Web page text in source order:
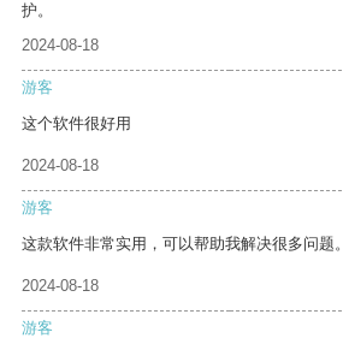
护。
2024-08-18
游客
这个软件很好用
2024-08-18
游客
这款软件非常实用，可以帮助我解决很多问题。
2024-08-18
游客